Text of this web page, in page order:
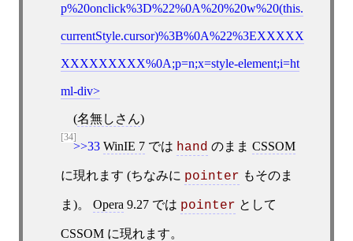
p%20onclick%3D%22%0A%20%20w%20(this.
currentStyle.cursor)%3B%0A%22%3EXXXXX
XXXXXXXXX%0A;p=n;x=style-element;i=ht
ml-div
(名無しさん)
[34]
>>33 WinIE 7では hand のまま CSSOM
に現れます (ちなみに pointer もそのま
ま)。 Opera 9.27 では pointer として
CSSOMに現れます。